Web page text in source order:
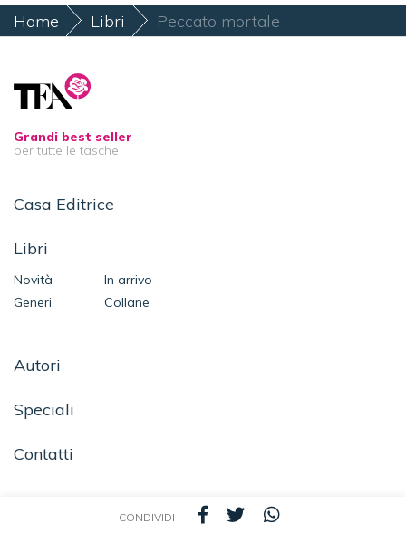
CONDIVIDI
Home Libri Peccato mortale
Grandi best seller
per tutte le tasche
Casa Editrice
Libri
Novità
In arrivo
Generi
Collane
Autori
Speciali
Contatti